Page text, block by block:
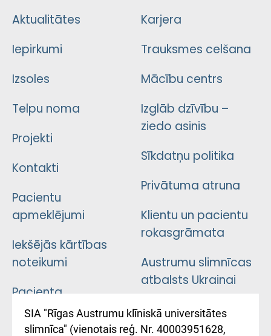
Aktualitātes
Iepirkumi
Izsoles
Telpu noma
Projekti
Kontakti
Pacientu
apmeklējumi
Iekšējās kārtības
noteikumi
Pacienta
atsauksmju/sūdzību
iesniegšanas
Karjera
Trauksmes celšana
Mācību centrs
Izglāb dzīvību –
ziedo asinis
Sīkdatņu politika
Privātuma atruna
Klientu un pacientu
rokasgrāmata
Austrumu slimnīcas
atbalsts Ukrainai
Підтримка Східної
лікарні та співпраця з
SIA "Rīgas Austrumu klīniskā universitātes
slimnīca" (vienotais reģ. Nr. 40003951628,